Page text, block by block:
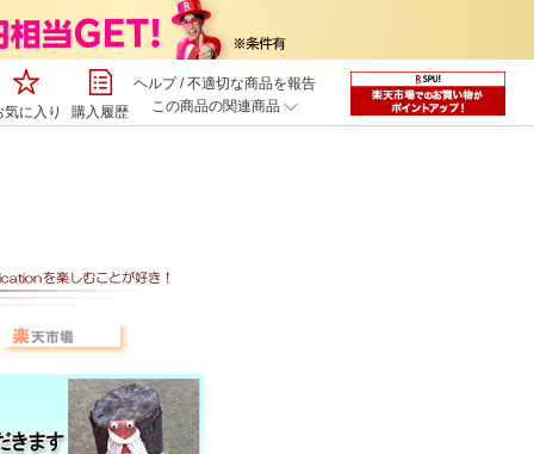
気に入り 購入履歴
ヘルプ/不適切な商品を報告
この商品の関連商品